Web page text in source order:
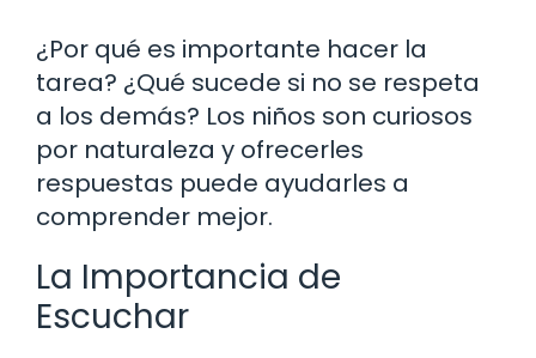
¿Por qué es importante hacer la
tarea? ¿Qué sucede si no se respeta
a los demás? Los niños son curiosos
por naturaleza y ofrecerles
respuestas puede ayudarles a
comprender mejor.
La Importancia de
Escuchar